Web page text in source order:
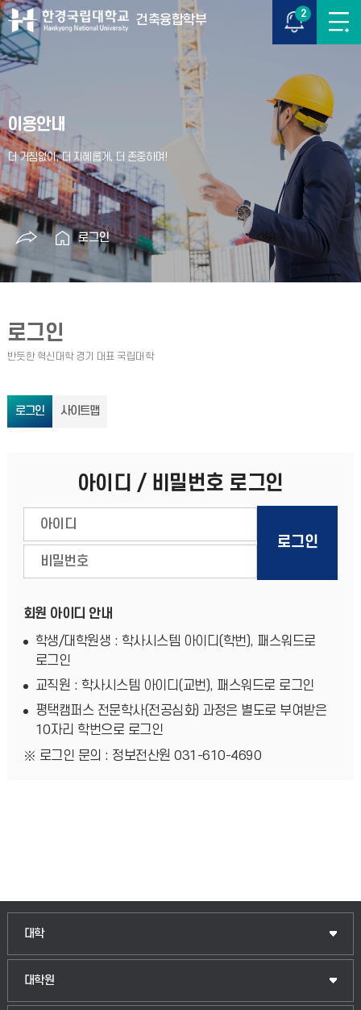
건축융합학부 2
이용안내
로그인
로그인
로그인 사이트맵
아이디 / 비밀번호 로그인
회원 아이디 안내
학생/대학원생 : 학사시스템 아이디(학번), 패스워드로
로그인
교직원 : 학사시스템 아이디(교번), 패스워드로 로그인
평택캠퍼스 전문학사(전공심화) 과정은 별도로 부여받은
10자리 학번으로 로그인
로그인 문의 : 정보전산원 031-610-4690
대학
인문융합공공인재학부
법경영학부
대학원
일반대학원